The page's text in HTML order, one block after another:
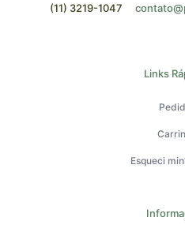
(11) 3219-1047
Links
Esqueci